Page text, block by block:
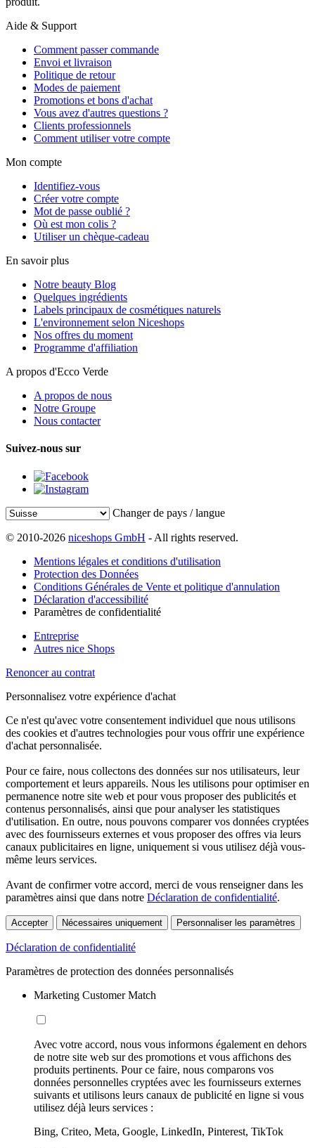
Aide & Support
Comment passer commande
Envoi et livraison
Politique de retour
Modes de paiement
Promotions et bons d'achat
Vous avez d'autres questions ?
Clients professionnels
Comment utiliser votre compte
Mon compte
Identifiez-vous
Créer votre compte
Mot de passe oublié ?
Où est mon colis ?
Utiliser un chèque-cadeau
En savoir plus
Notre beauty Blog
Quelques ingrédients
Labels principaux de cosmétiques naturels
L'environnement selon Niceshops
Nos offres du moment
Programme d'affiliation
A propos d'Ecco Verde
A propos de nous
Notre Groupe
Nous contacter
Suivez-nous sur
Changer de pays / langue
© 2010-2026 niceshops GmbH - All rights reserved.
Mentions légales et conditions d'utilisation
Protection des Données
Conditions Générales de Vente et politique d'annulation
Déclaration d'accessibilité
Paramètres de confidentialité
Entreprise
Autres nice Shops
Renoncer au contrat
Personnalisez votre expérience d'achat
Ce n'est qu'avec votre consentement individuel que nous utilisons
des cookies et d'autres technologies pour vous offrir une expérience
d'achat personnalisée.
Pour ce faire, nous collectons des données sur nos utilisateurs, leur
comportement et leurs appareils. Nous les utilisons pour optimiser en
permanence notre site web et pour vous proposer des publicités et
contenus personnalisés, ainsi que pour analyser les statistiques
d'utilisation. En outre, nous pouvons comparer vos données cryptées
avec des fournisseurs externes et vous proposer des offres via leurs
canaux publicitaires en ligne, uniquement si vous utilisez déjà vous-
même leurs services.
Avant de confirmer votre accord, merci de vous renseigner dans les
paramètres ainsi que dans notre Déclaration de confidentialité.
Accepter Nécessaires uniquement Personnaliser les paramètres
Déclaration de confidentialité
Paramètres de protection des données personnalisés
Marketing Customer Match
Avec votre accord, nous vous informons également en dehors
de notre site web sur des promotions et vous affichons des
produits pertinents. Pour ce faire, nous comparons vos
données personnelles cryptées avec les fournisseurs externes
suivants et utilisons leurs canaux de publicité en ligne si vous
utilisez déjà leurs services :
Bing, Criteo, Meta, Google, LinkedIn, Pinterest, TikTok